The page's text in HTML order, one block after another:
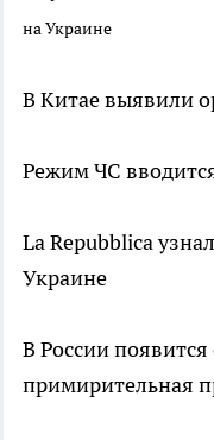
на Украине
В Китае выявили
Режим ЧС
La Repubblica
Украине
В России появится
примирительная